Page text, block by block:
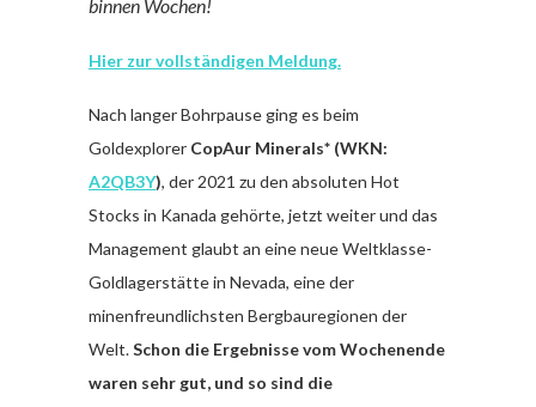
binnen Wochen!
Hier zur vollständigen Meldung.
Nach langer Bohrpause ging es beim
Goldexplorer CopAur Minerals* (WKN:
A2QB3Y), der 2021 zu den absoluten Hot
Stocks in Kanada gehörte, jetzt weiter und das
Management glaubt an eine neue Weltklasse-
Goldlagerstätte in Nevada, eine der
minenfreundlichsten Bergbauregionen der
Welt.Schon die Ergebnisse vom Wochenende
waren sehr gut, und so sind die